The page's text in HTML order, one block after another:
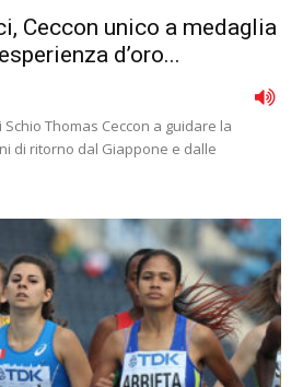
Ceccon unico a medaglia
d’oro...
Thomas Ceccon a guidare la
di ritorno dal Giappone e dalle